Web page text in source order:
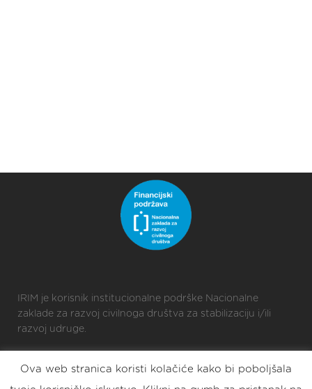
IRIM je korisnik institucionalne podrške Nacionalne
zaklade za razvoj civilnoga društva za stabilizaciju i/ili
razvoj udruge.
Ova web stranica koristi kolačiće kako bi poboljšala